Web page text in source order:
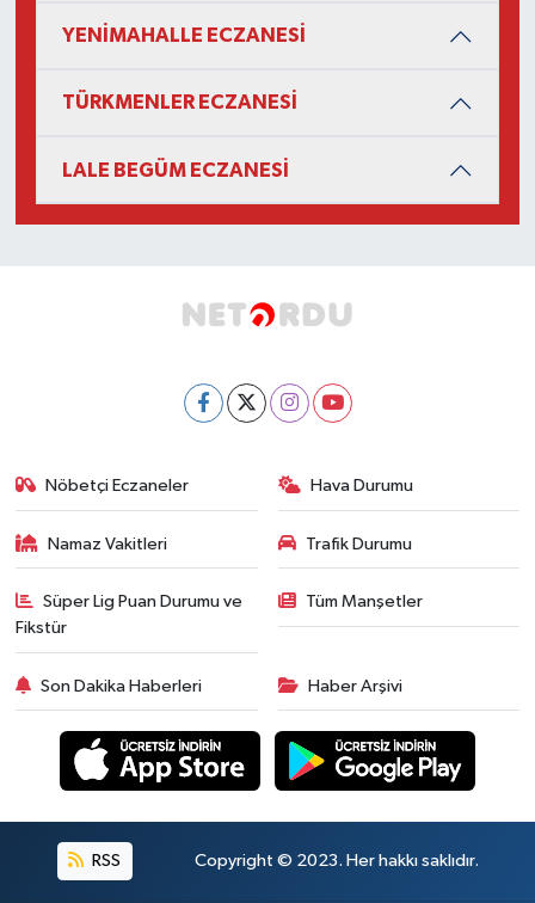
YENİMAHALLE ECZANESİ
TÜRKMENLER ECZANESİ
LALE BEGÜM ECZANESİ
Nöbetçi Eczaneler Hava Durumu
Namaz Vakitleri Trafik Durumu
Süper Lig Puan Durumu ve
Fikstür
Tüm Manşetler
Son Dakika Haberleri Haber Arşivi
RSS Copyright © 2023. Her hakkı saklıdır.